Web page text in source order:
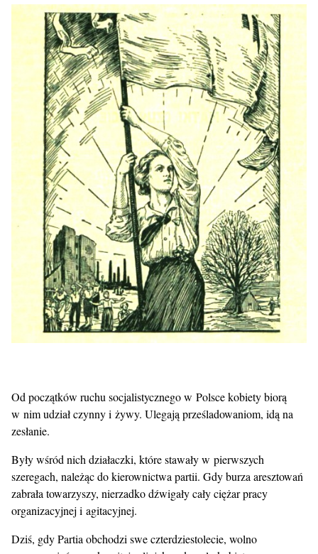
Od początków ruchu socjalistycznego w Polsce kobiety biorą
w nim udział czynny i żywy. Ulegają prześladowaniom, idą na
zesłanie.
Były wśród nich działaczki, które stawały w pierwszych
szeregach, należąc do kierownictwa partii. Gdy burza aresztowań
zabrała towarzyszy, nierzadko dźwigały cały ciężar pracy
organizacyjnej i agitacyjnej.
Dziś, gdy Partia obchodzi swe czterdziestolecie, wolno